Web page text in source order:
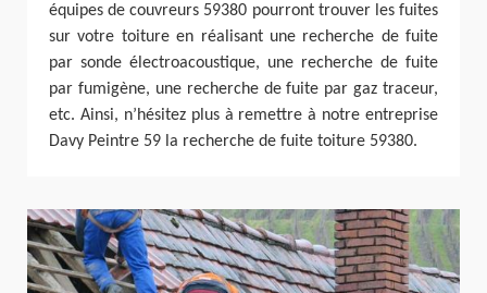
équipes de couvreurs 59380 pourront trouver les fuites
sur votre toiture en réalisant une recherche de fuite
par sonde électroacoustique, une recherche de fuite
par fumigène, une recherche de fuite par gaz traceur,
etc. Ainsi, n’hésitez plus à remettre à notre entreprise
Davy Peintre 59 la recherche de fuite toiture 59380.